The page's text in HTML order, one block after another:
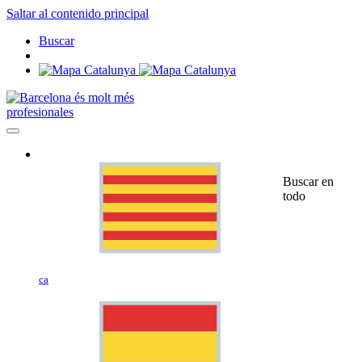
Saltar al contenido principal
Buscar
profesionales
ca
Buscar en
todo